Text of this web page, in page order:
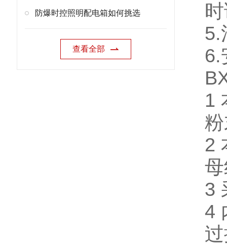
防爆时控照明配电箱如何挑选
查看全部
5.
6.
1
2
3
4